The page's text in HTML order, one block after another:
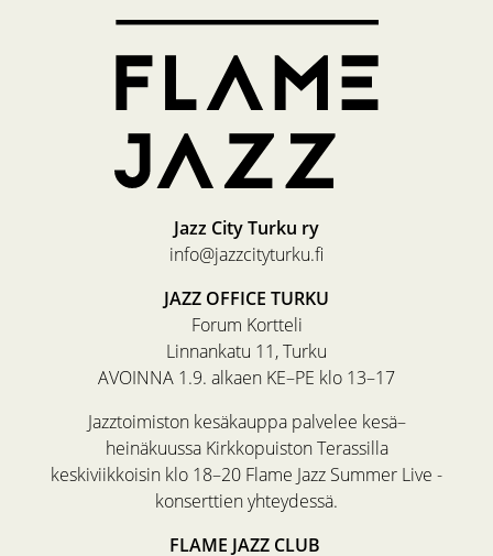
Jazz City Turku ry
info@jazzcityturku.fi
JAZZ OFFICE TURKU
Forum Kortteli
Linnankatu 11, Turku
AVOINNA 1.9. alkaen KE–PE klo 13–17
Jazztoimiston kesäkauppa palvelee kesä–
heinäkuussa Kirkkopuiston Terassilla
keskiviikkoisin klo 18–20 Flame Jazz Summer Live -
konserttien yhteydessä.
FLAME JAZZ CLUB